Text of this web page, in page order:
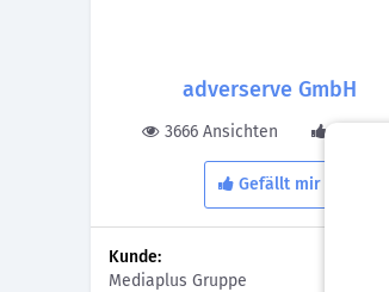
adverserve GmbH
3666 Ansichten
Gefällt mir
Kunde:
Mediaplus Gruppe